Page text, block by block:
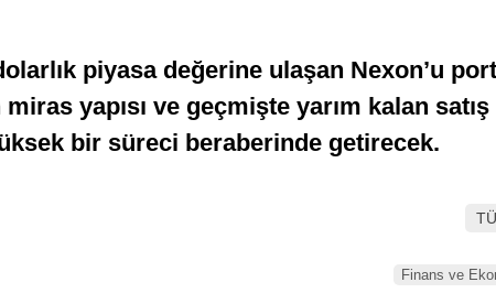
piyasa değerine ulaşan Nexon’u
yapısı ve geçmişte yarım kalan
bir süreci beraberinde getirecek.
Finans ve